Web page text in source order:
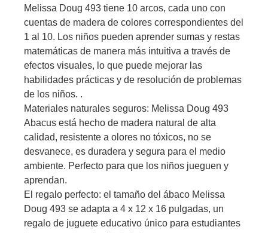
Melissa Doug 493 tiene 10 arcos, cada uno con
cuentas de madera de colores correspondientes del
1 al 10. Los niños pueden aprender sumas y restas
matemáticas de manera más intuitiva a través de
efectos visuales, lo que puede mejorar las
habilidades prácticas y de resolución de problemas
de los niños. .
Materiales naturales seguros: Melissa Doug 493
Abacus está hecho de madera natural de alta
calidad, resistente a olores no tóxicos, no se
desvanece, es duradera y segura para el medio
ambiente. Perfecto para que los niños jueguen y
aprendan.
El regalo perfecto: el tamaño del ábaco Melissa
Doug 493 se adapta a 4 x 12 x 16 pulgadas, un
regalo de juguete educativo único para estudiantes